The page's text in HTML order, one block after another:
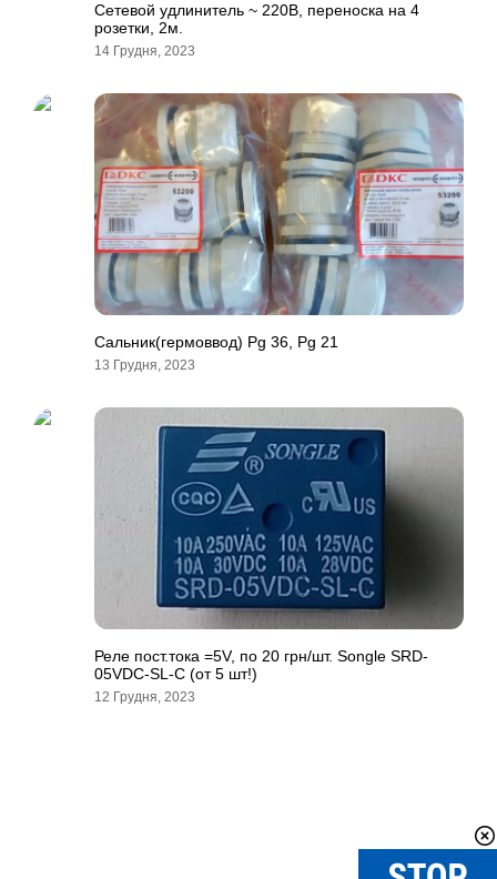
Сетевой удлинитель ~ 220В, переноска на 4
розетки, 2м.
14 Грудня, 2023
Сальник(гермоввод) Pg 36, Pg 21
13 Грудня, 2023
Реле пост.тока =5V, по 20 грн/шт. Songle SRD-
05VDC-SL-C (от 5 шт!)
12 Грудня, 2023